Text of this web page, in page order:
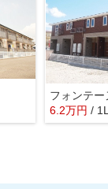
フォンテー
6.2万円 /